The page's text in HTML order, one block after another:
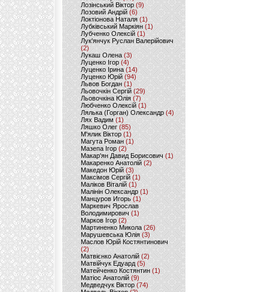
Лозінський Віктор(9)
Лозовий Андрій (6)
Локтіонова Наталя (1)
Лубківський Маркіян(1)
Лубченко Олексій (1)
Лук'янчук Руслан Валерійович
(2)
Лукаш Олена (3)
Луценко Ігор (4)
Луценко Ірина (14)
Луценко Юрій (94)
Львов Богдан (1)
Льовочкін Сергій (29)
Льовочкіна Юлія(7)
Любченко Олексій(1)
Лялька (Горган) Олександр(4)
Лях Вадим (1)
Ляшко Олег (85)
М'ялик Віктор(1)
Магута Роман(1)
Мазепа Ігор (2)
Макар'ян Давид Борисович(1)
Макаренко Анатолій (2)
Македон Юрій(3)
Максімов Сергій (1)
Маліков Віталій (1)
Малінін Олександр (1)
Манцуров Игорь (1)
Маркевич Ярослав
Володимирович (1)
Марков Ігор (2)
Мартиненко Микола (26)
Марушевська Юлія (3)
Маслов Юрій Костянтинович
(2)
Матвієнко Анатолій (2)
Матвійчук Едуард(5)
Матейченко Костянтин (1)
Матіос Анатолій (9)
Медведчук Віктор(74)